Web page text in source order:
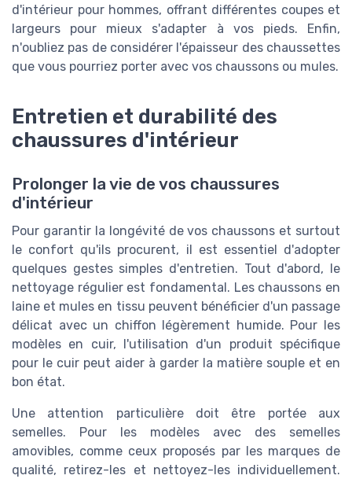
d'intérieur pour hommes, offrant différentes coupes et
largeurs pour mieux s'adapter à vos pieds. Enfin,
n'oubliez pas de considérer l'épaisseur des chaussettes
que vous pourriez porter avec vos chaussons ou mules.
Entretien et durabilité des
chaussures d'intérieur
Prolonger la vie de vos chaussures
d'intérieur
Pour garantir la longévité de vos chaussons et surtout
le confort qu'ils procurent, il est essentiel d'adopter
quelques gestes simples d'entretien. Tout d'abord, le
nettoyage régulier est fondamental. Les chaussons en
laine et mules en tissu peuvent bénéficier d'un passage
délicat avec un chiffon légèrement humide. Pour les
modèles en cuir, l'utilisation d'un produit spécifique
pour le cuir peut aider à garder la matière souple et en
bon état.
Une attention particulière doit être portée aux
semelles. Pour les modèles avec des semelles
amovibles, comme ceux proposés par les marques de
qualité, retirez-les et nettoyez-les individuellement.